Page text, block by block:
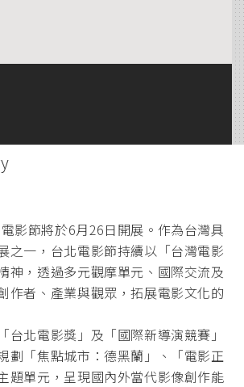
影節將於6月26日開展。作為台灣具
之一，台北電影節持續以「台灣電影
神，透過多元觀摩單元、國際交流及
作者、產業與觀眾，拓展電影文化的
台北電影獎」及「國際新導演競賽」
劃「焦點城市：德黑蘭」、「電影正
題單元，呈現國內外當代影像創作能